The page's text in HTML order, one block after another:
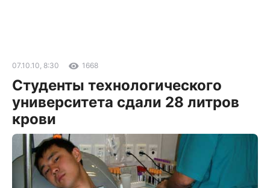
07.10.10, 8:30 1668
Студенты технологического
университета сдали 28 литров
крови